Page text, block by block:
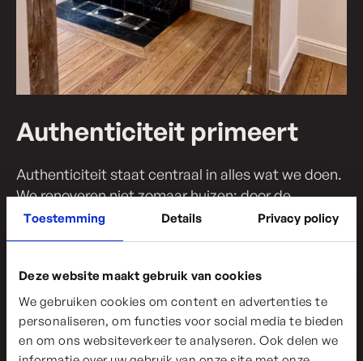
Toestemming Details Privacy policy
Deze website maakt gebruik van cookies
We gebruiken cookies om content en advertenties te
personaliseren, om functies voor social media te bieden
en om ons websiteverkeer te analyseren. Ook delen we
Authenticiteit primeert
Authenticiteit staat centraal in alles wat we doen.
We renoveren niet zomaar huizen; door de
bestaande charme en het unieke karakter van elke
woning te respecteren, maken we ze beter dan
niet alleen voldoet aan de hedendaagse normen,
maar ook zijn unieke charme behoudt. Een honk is
niet zomaar een woning, het is een huis met een
verhaal.